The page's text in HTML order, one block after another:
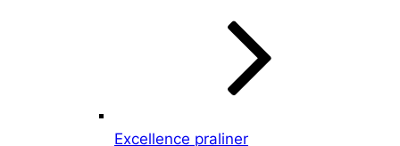
Excellence praliner